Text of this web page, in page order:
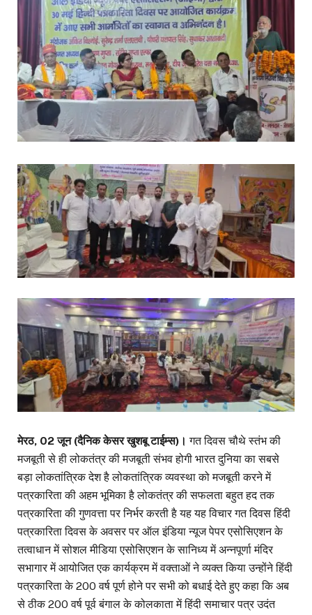
मेरठ, 02 जून (दैनिक केसर खुशबू टाईम्स)।गत दिवस चौथे स्तंभ की
मजबूती से ही लोकतंत्र की मजबूती संभव होगी भारत दुनिया का सबसे
बड़ा लोकतांत्रिक देश है लोकतांत्रिक व्यवस्था को मजबूती करने में
पत्रकारिता की अहम भूमिका है लोकतंत्र की सफलता बहुत हद तक
पत्रकारिता की गुणवत्ता पर निर्भर करती है यह यह विचार गत दिवस हिंदी
पत्रकारिता दिवस के अवसर पर ऑल इंडिया न्यूज पेपर एसोसिएशन के
तत्वाधान में सोशल मीडिया एसोसिएशन के सानिध्य में अन्नपूर्णा मंदिर
सभागार में आयोजित एक कार्यक्रम में वक्ताओं ने व्यक्त किया उन्होंने हिंदी
पत्रकारिता के 200 वर्ष पूर्ण होने पर सभी को बधाई देते हुए कहा कि अब
से ठीक 200 वर्ष पूर्व बंगाल के कोलकाता में हिंदी समाचार पत्र उदंत